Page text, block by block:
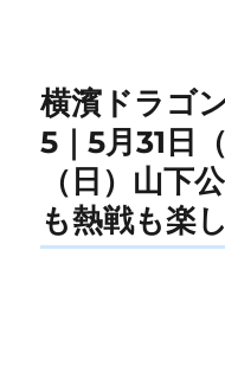
横濱ドラゴ
5｜5月31日
（日）山下
も熱戦も楽